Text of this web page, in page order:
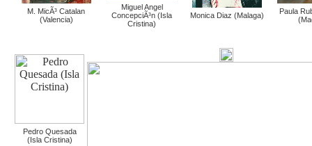
M. MicÃ³ Catalan
(Valencia)
Miguel Angel
ConcepciÃ³n (Isla
Cristina)
Monica Diaz (Malaga)
Paula
Pedro Quesada
(Isla Cristina)